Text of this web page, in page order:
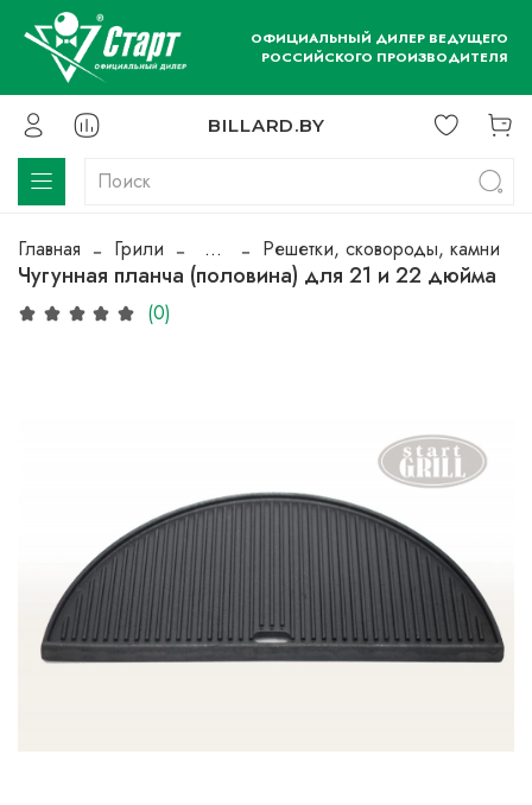
ОФИЦИАЛЬНЫЙ ДИЛЕР ВЕДУЩЕГО
РОССИЙСКОГО ПРОИЗВОДИТЕЛЯ
BILLARD.BY
Главная Грили ... Решетки, сковороды, камни
Чугунная планча (половина) для 21 и 22 дюйма
(0)